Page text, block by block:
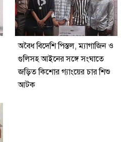
অবৈধ বিদেশি পিস্তল, ম্যাগাজিন ও
গুলিসহ আইনের সঙ্গে সংঘাতে
জড়িত কিশোর গ্যাংয়ের চার শিশু
আটক